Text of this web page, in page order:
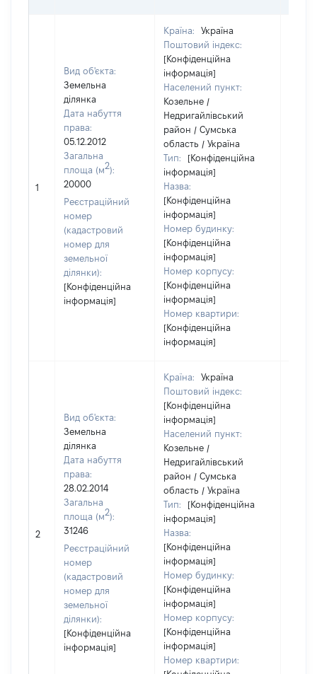
1
Вид об'єкта:
Земельна
ділянка
Дата набуття
права:
05.12.2012
Загальна
площа (м2):
20000
Реєстраційний
номер
(кадастровий
номер для
земельної
ділянки):
[Конфіденційна
інформація]
Країна:
Україна
Поштовий індекс:
[Конфіденційна
інформація]
Населений пункт:
Козельне /
Недригайлівський
район / Сумська
область / Україна
Тип:
[Конфіденційна
інформація]
Назва:
[Конфіденційна
інформація]
Номер будинку:
[Конфіденційна
інформація]
Номер корпусу:
[Конфіденційна
інформація]
Номер квартири:
[Конфіденційна
інформація]
2
Вид об'єкта:
Земельна
ділянка
Дата набуття
права:
28.02.2014
Загальна
площа (м2):
31246
Реєстраційний
номер
(кадастровий
номер для
земельної
ділянки):
[Конфіденційна
інформація]
Країна:
Україна
Поштовий індекс:
[Конфіденційна
інформація]
Населений пункт:
Козельне /
Недригайлівський
район / Сумська
область / Україна
Тип:
[Конфіденційна
інформація]
Назва:
[Конфіденційна
інформація]
Номер будинку:
[Конфіденційна
інформація]
Номер корпусу:
[Конфіденційна
інформація]
Номер квартири: